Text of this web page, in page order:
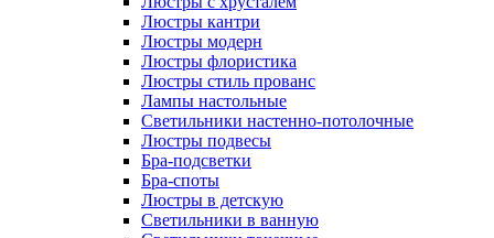
Люстры кантри
Люстры модерн
Люстры флористика
Люстры стиль прованс
Лампы настольные
Светильники настенно-потолочные
Люстры подвесы
Бра-подсветки
Бра-споты
Люстры в детскую
Светильники в ванную